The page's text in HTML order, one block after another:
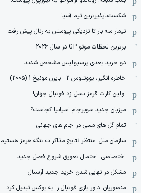
شکست‌ناپذیرترین تیم آسیا
نیمار سه بار تا نزدیکی پیوستن به رئال پیش رفت
برترین لحظات موتو GP در سال 2026
دو خرید بعدی پرسپولیس مشخص شدند
خاطره انگیز، یوونتوس 2 - بایرن مونیخ 1 (2005)
اولین کارت قرمز نسل زد فوتبال جهان!
میزبان جدید سوپرجام اسپانیا کجاست؟
تمام گل های مسی در جام های جهانی
سازمان ملل: منتظر نتایج مذاکرات تنگه هرمز هستیم
اختصاصی: احتمال تعویق شروع فصل جدید
مشکل در نهایی شدن خرید جدید آرسنال
منصوریان: داور بازی فوتبال را به بوکس تبدیل کرد